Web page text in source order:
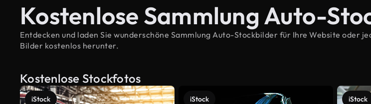
Kostenlose Sammlung Auto-
Entdecken und laden Sie wunderschöne Sammlung Auto-Stockbilder für Ihre Website oder
Bilder kostenlos herunter.
Kostenlose Stockfotos
iStock iStock iStock